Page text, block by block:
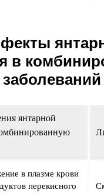
в
янтарной
в плазме крови
перекисного